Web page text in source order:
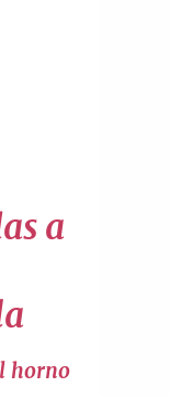
a
horno